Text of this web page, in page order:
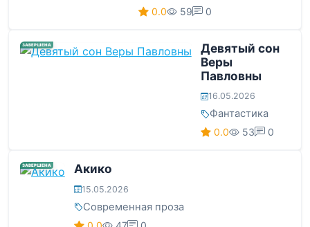
0.0 59 0
ЗАВЕРШЕНА
Девятый сон
Веры
Павловны
16.05.2026
Фантастика
0.0 53 0
ЗАВЕРШЕНА Акико
15.05.2026
Современная проза